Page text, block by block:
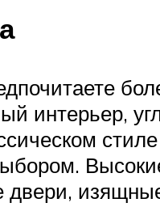
интерьер,
стиле
двери,